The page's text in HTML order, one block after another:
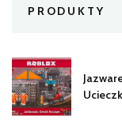
PRODUKTY